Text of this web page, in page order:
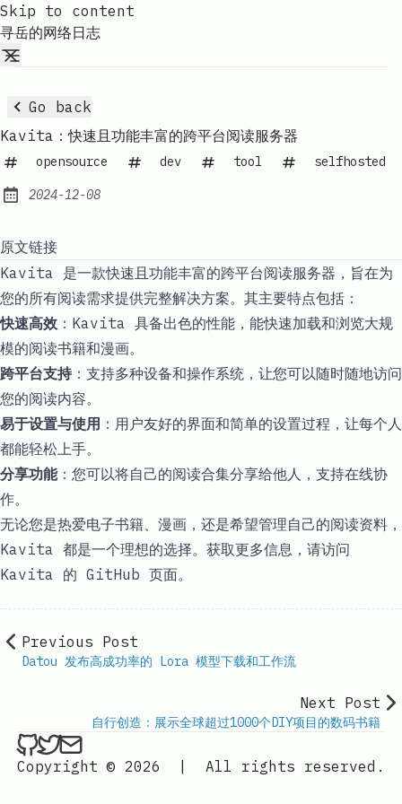
Skip to content
寻岳的网络日志
Go back
Kavita：快速且功能丰富的跨平台阅读服务器
opensource dev tool selfhosted
Published:
2024-12-08
原文链接
Kavita 是一款快速且功能丰富的跨平台阅读服务器，旨在为
您的所有阅读需求提供完整解决方案。其主要特点包括：
快速高效 ：Kavita 具备出色的性能，能快速加载和浏览大规
模的阅读书籍和漫画。
跨平台支持：支持多种设备和操作系统，让您可以随时随地访问
您的阅读内容。
易于设置与使用 ：用户友好的界面和简单的设置过程，让每个人
都能轻松上手。
分享功能：您可以将自己的阅读合集分享给他人，支持在线协
作。
无论您是热爱电子书籍、漫画，还是希望管理自己的阅读资料，
Kavita 都是一个理想的选择。获取更多信息，请访问
Kavita 的 GitHub 页面。
Previous Post
Datou 发布高成功率的 Lora 模型下载和工作流
Next Post
自行创造：展示全球超过1000个DIY项目的数码书籍
ethan4768 on Github
ethan4768 on Twitter
Send an email to
Copyright © 2026
All rights reserved.